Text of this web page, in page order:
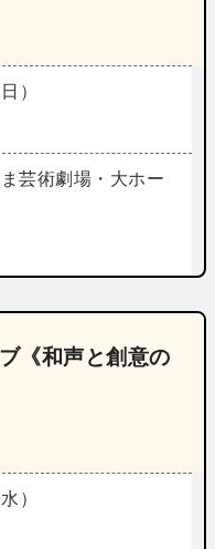
）
芸術劇場・大ホー
《和声と創意の
）